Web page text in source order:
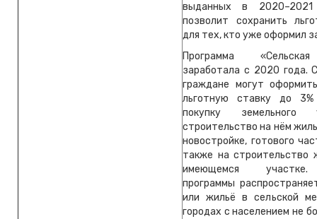
выданных в
позволит сохранить
для тех, кто уже оформил
Программа
заработала с 2020 года.
граждане могут
льготную ставку до
покупку
строительство на нём
новостройке, готового
также на строительство
имеющемся
программы
или жильё в сельской
городах с населением не